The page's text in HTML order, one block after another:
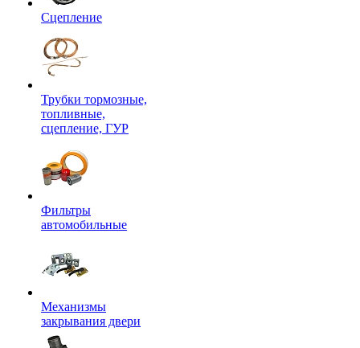
Сцепление
Трубки тормозные,
топливные,
сцепление, ГУР
Фильтры
автомобильные
Механизмы
закрывания двери